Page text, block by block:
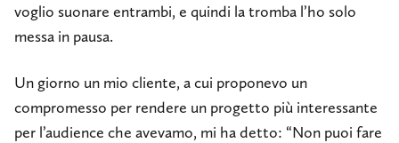
voglio suonare entrambi, e quindi la tromba l’ho solo
messa in pausa.
Un giorno un mio cliente, a cui proponevo un
compromesso per rendere un progetto più interessante
per l’audience che avevamo, mi ha detto: “Non puoi fare